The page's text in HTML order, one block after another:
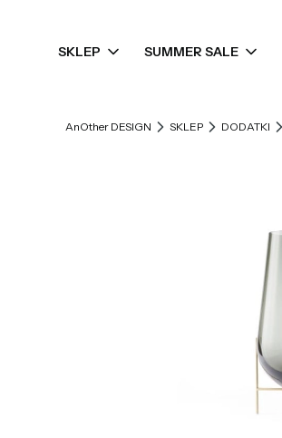
SKLEP SUMMER SALE
AnOther DESIGN SKLEP DODATKI